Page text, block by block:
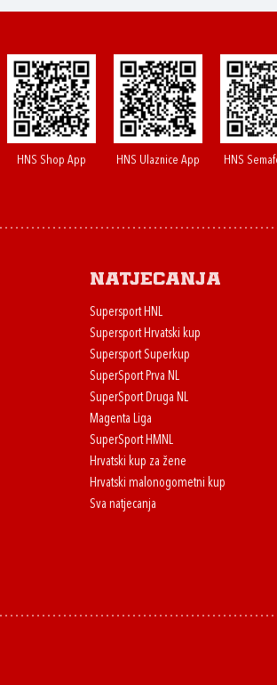
HNS Shop App HNS Ulaznice App HNS
Natjecanja
Supersport HNL
Supersport Hrvatski kup
Supersport Superkup
SuperSport Prva NL
SuperSport Druga NL
Magenta Liga
SuperSport HMNL
Hrvatski kup za žene
Hrvatski malonogometni kup
Sva natjecanja